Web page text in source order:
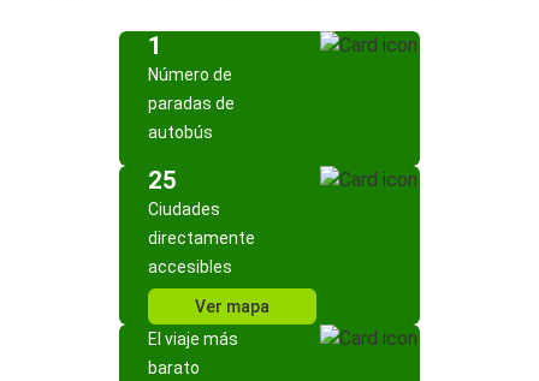
1
Número de
paradas de
autobús
25
Ciudades
directamente
accesibles
Ver mapa
El viaje más
barato